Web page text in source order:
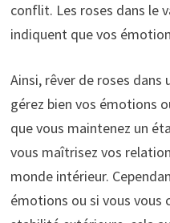
conflit. Les roses dans le
indiquent que vos
Ainsi, rêver de roses dans
gérez bien vos émotions
que vous maintenez un
vous maîtrisez vos
monde intérieur.
émotions ou si vous vous